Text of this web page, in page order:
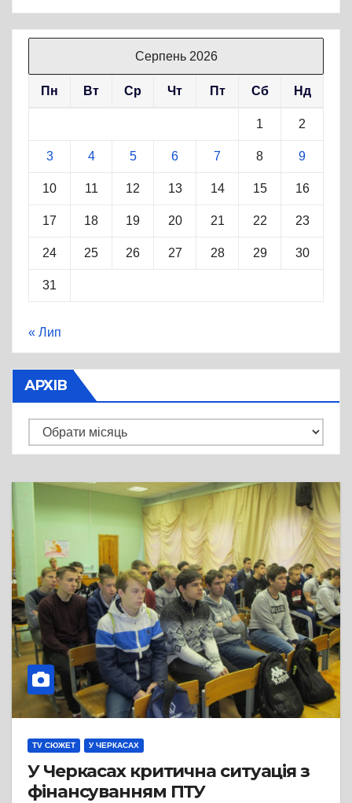
Серпень 2026
Пн Вт Ср Чт Пт Сб Нд
1 2
3 4 5 6 7 8 9
10 11 12 13 14 15 16
17 18 19 20 21 22 23
24 25 26 27 28 29 30
31
« Лип
АРХІВ
Архів
TV СЮЖЕТ У ЧЕРКАСАХ
У Черкасах критична ситуація з
фінансуванням ПТУ